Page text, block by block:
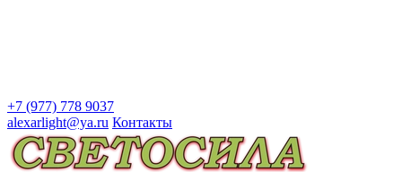
+7 (977) 778 9037
alexarlight@ya.ru Контакты